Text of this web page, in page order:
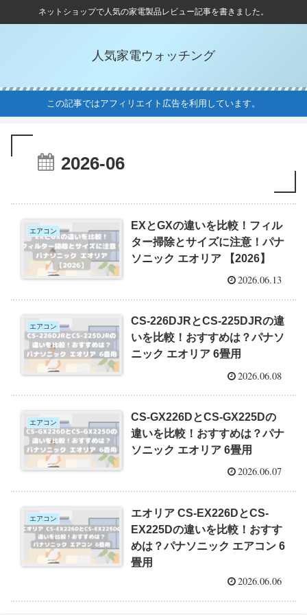
ネットショップで人気の家電製品レビュー記事を書きました。
人気家電ウォッチング
この記事ではアフィリエイト広告を利用しています。
2026-06
エアコン
EXとGXの違いを比較！フィル
ター掃除とサイズに注意！パナ
ソニック エオリア 【2026】
2026.06.13
エアコン
CS-226DJRとCS-225DJRの違
いを比較！おすすめは？パナソ
ニック エオリア 6畳用
2026.06.08
エアコン
CS-GX226DとCS-GX225Dの
違いを比較！おすすめは？パナ
ソニック エオリア 6畳用
2026.06.07
エアコン
エオリア CS-EX226DとCS-
EX225Dの違いを比較！おすす
めは？パナソニック エアコン 6
畳用
2026.06.06